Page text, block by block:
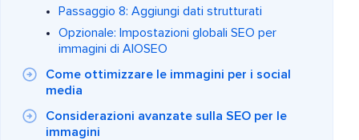
Passaggio 8: Aggiungi dati strutturati
Opzionale: Impostazioni globali SEO per
immagini di AIOSEO
Come ottimizzare le immagini per i social
media
Considerazioni avanzate sulla SEO per le
immagini